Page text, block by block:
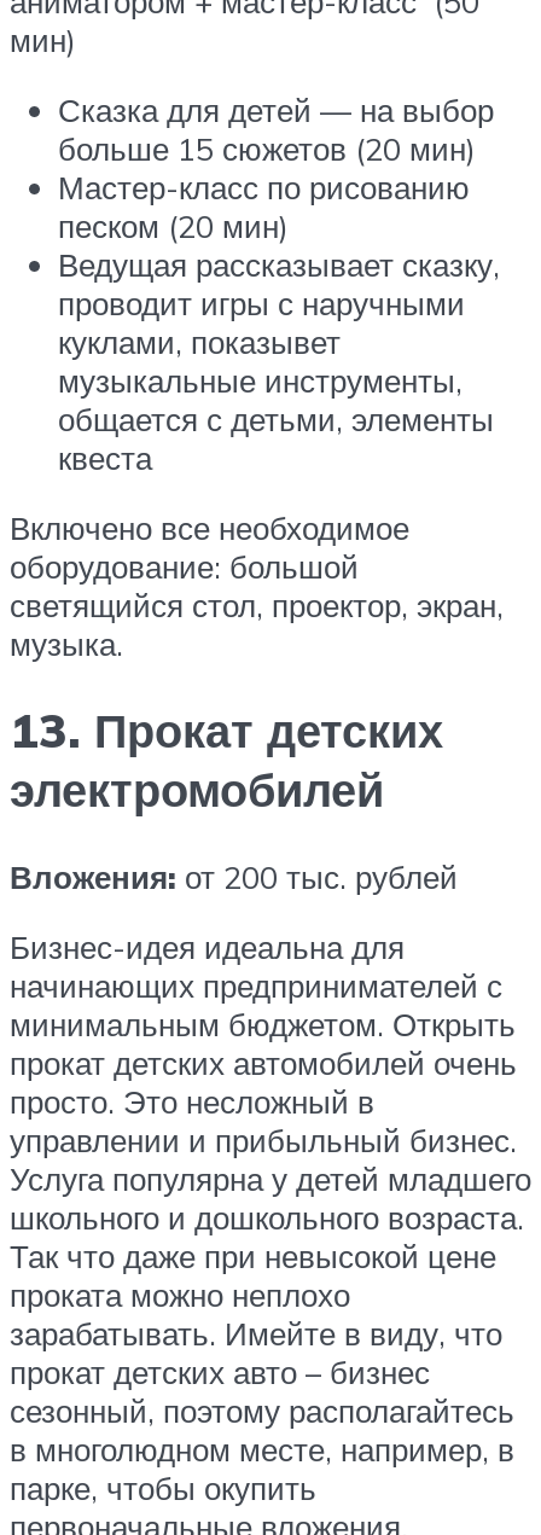
мин)
Сказка для детей — на выбор
больше 15 сюжетов (20 мин)
Мастер-класс по рисованию
песком (20 мин)
Ведущая рассказывает сказку,
проводит игры с наручными
куклами, показывет
музыкальные инструменты,
общается с детьми, элементы
квеста
Включено все необходимое
оборудование: большой
светящийся стол, проектор, экран,
музыка.
13. Прокат детских
электромобилей
Вложения: от 200 тыс. рублей
Бизнес-идея идеальна для
начинающих предпринимателей с
минимальным бюджетом. Открыть
прокат детских автомобилей очень
просто. Это несложный в
управлении и прибыльный бизнес.
Услуга популярна у детей младшего
школьного и дошкольного возраста.
Так что даже при невысокой цене
проката можно неплохо
зарабатывать. Имейте в виду, что
прокат детских авто – бизнес
сезонный, поэтому располагайтесь
в многолюдном месте, например, в
парке, чтобы окупить
первоначальные вложения.